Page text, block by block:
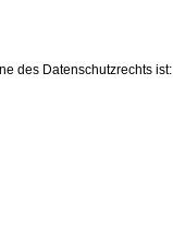
des Datenschutzrechts ist: